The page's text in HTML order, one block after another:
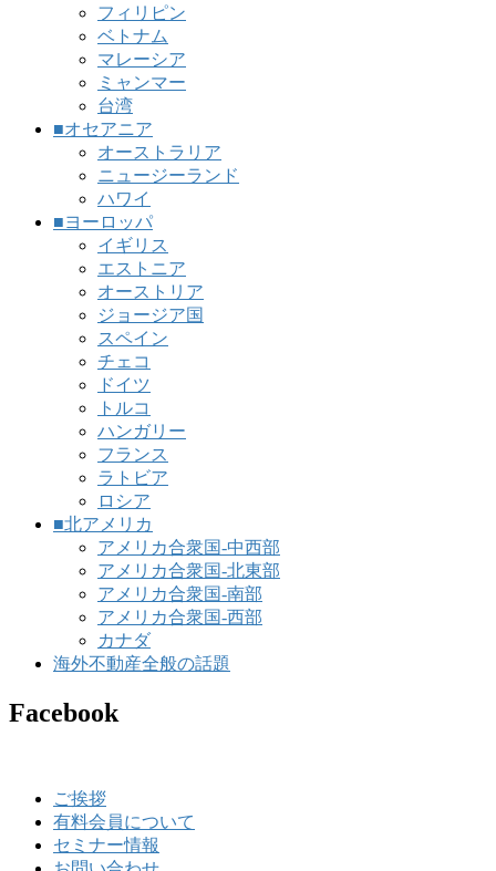
フィリピン
ベトナム
マレーシア
ミャンマー
台湾
■オセアニア
オーストラリア
ニュージーランド
ハワイ
■ヨーロッパ
イギリス
エストニア
オーストリア
ジョージア国
スペイン
チェコ
ドイツ
トルコ
ハンガリー
フランス
ラトビア
ロシア
■北アメリカ
アメリカ合衆国-中西部
アメリカ合衆国-北東部
アメリカ合衆国-南部
アメリカ合衆国-西部
カナダ
海外不動産全般の話題
Facebook
ご挨拶
有料会員について
セミナー情報